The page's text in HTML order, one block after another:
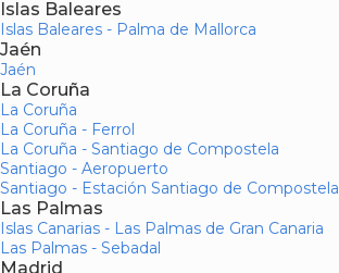
Islas Baleares
Islas Baleares - Palma de Mallorca
Jaén
Jaén
La Coruña
La Coruña
La Coruña - Ferrol
La Coruña - Santiago de Compostela
Santiago - Aeropuerto
Santiago - Estación Santiago de Compostela
Las Palmas
Islas Canarias - Las Palmas de Gran Canaria
Las Palmas - Sebadal
Madrid